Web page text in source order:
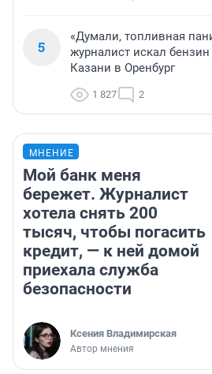
5
«Думали, топливная
журналист искал
Казани в Оренбург
1 827 2
МНЕНИЕ
Мой банк меня
бережет. Журналист
хотела снять 200
тысяч, чтобы погасить
кредит, — к ней домой
приехала служба
безопасности
Ксения Владимирская
Автор мнения